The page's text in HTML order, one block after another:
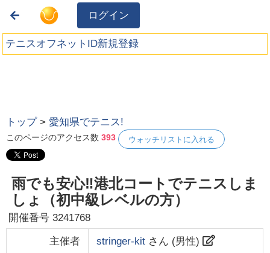
ログイン
テニスオフネットID新規登録
トップ >愛知県でテニス!
このページのアクセス数393 ウォッチリストに入れる
雨でも安心‼️港北コートでテニスしま
しょ（初中級レベルの方）
開催番号3241768
主催者 stringer-kitさん (男性)